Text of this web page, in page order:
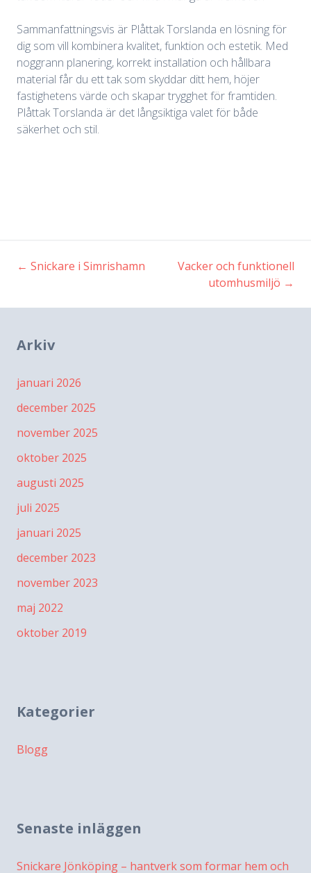
Sammanfattningsvis är Plåttak Torslanda en lösning för
dig som vill kombinera kvalitet, funktion och estetik. Med
noggrann planering, korrekt installation och hållbara
material får du ett tak som skyddar ditt hem, höjer
fastighetens värde och skapar trygghet för framtiden.
Plåttak Torslanda är det långsiktiga valet för både
säkerhet och stil.
Inläggsnavigering
← Snickare i Simrishamn
Vacker och funktionell
utomhusmiljö →
Arkiv
januari 2026
december 2025
november 2025
oktober 2025
augusti 2025
juli 2025
januari 2025
december 2023
november 2023
maj 2022
oktober 2019
Kategorier
Blogg
Senaste inläggen
Snickare Jönköping – hantverk som formar hem och